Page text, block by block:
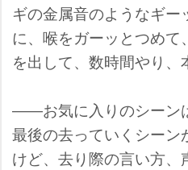
ギの金属音のようなギ
に、喉をガーッとつめ
を出して、数時間やり、
――お気に入りのシーン
最後の去っていくシー
けど、去り際の言い方